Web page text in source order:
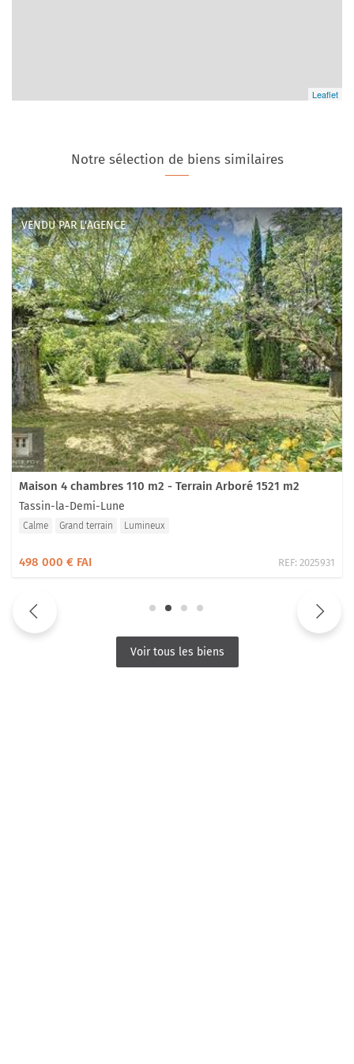
Leaflet
Notre sélection de biens similaires
VENDU PAR L'AGENCE
Maison 4 chambres 110 m2 - Terrain Arboré 1521 m2
Tassin-la-Demi-Lune
Calme Grand terrain Lumineux
498 000 € FAI REF: 2025931
Voir tous les biens